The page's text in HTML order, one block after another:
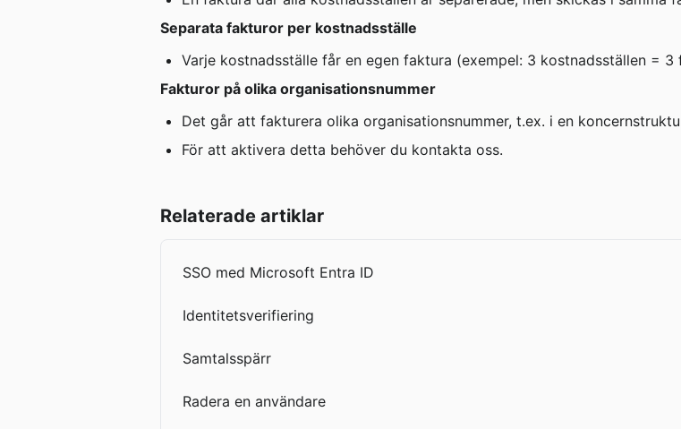
Separata fakturor per kostnadsställe
Varje kostnadsställe får en egen faktura (exempel: 3 kostnadsställen = 3
Fakturor på olika organisationsnummer
Det går att fakturera olika organisationsnummer, t.ex. i en
För att aktivera detta behöver du kontakta oss.
Relaterade artiklar
SSO med Microsoft Entra ID
Identitetsverifiering
Samtalsspärr
Radera en användare